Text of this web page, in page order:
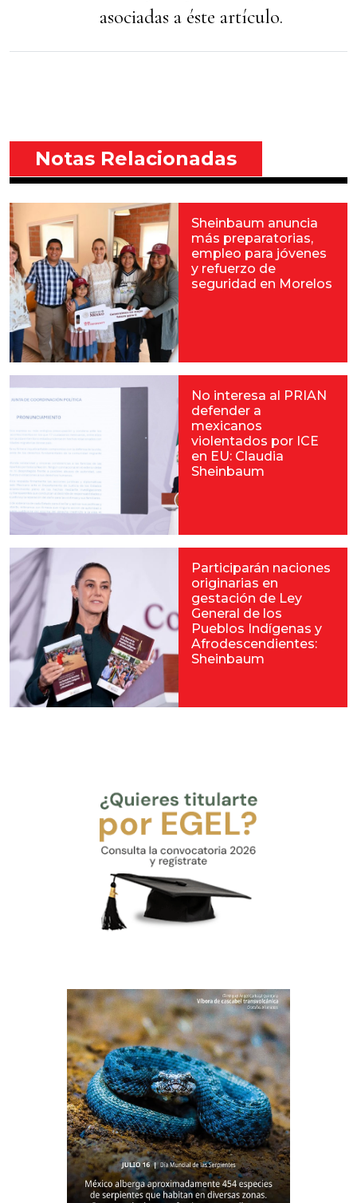
asociadas a éste artículo.
Notas Relacionadas
Sheinbaum anuncia
más preparatorias,
empleo para jóvenes
y refuerzo de
seguridad en Morelos
No interesa al PRIAN
defender a
mexicanos
violentados por ICE
en EU: Claudia
Sheinbaum
Participarán naciones
originarias en
gestación de Ley
General de los
Pueblos Indígenas y
Afrodescendientes:
Sheinbaum